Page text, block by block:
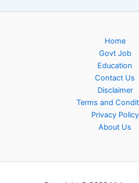
Home
Govt Job
Education
Contact Us
Disclaimer
Terms and
Privacy Policy
About Us